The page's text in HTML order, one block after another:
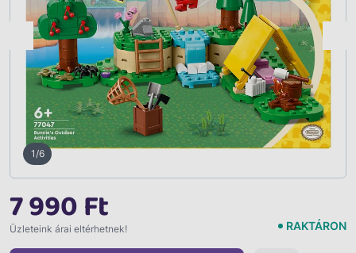
Vissza
2/6
7 990 Ft
Üzleteink árai eltérhetnek! RAKTÁRON